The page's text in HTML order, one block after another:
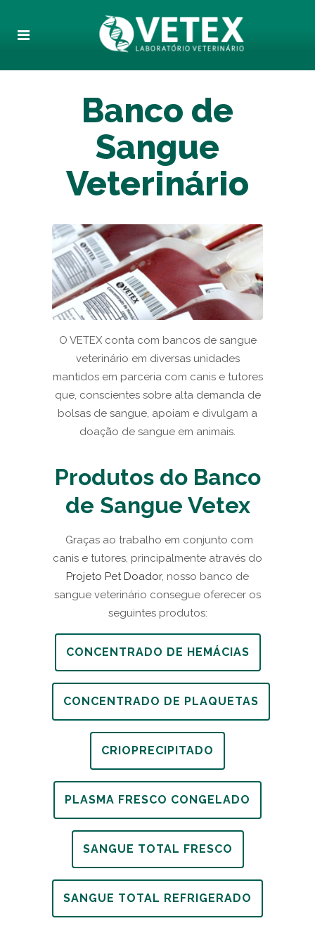
Banco de
Sangue
Veterinário
O VETEX conta com bancos de sangue
veterinário em diversas unidades
mantidos em parceria com canis e tutores
que, conscientes sobre alta demanda de
bolsas de sangue, apoiam e divulgam a
doação de sangue em animais.
Produtos do Banco
de Sangue Vetex
Graças ao trabalho em conjunto com
canis e tutores, principalmente através do
Projeto Pet Doador, nosso banco de
sangue veterinário consegue oferecer os
seguintes produtos:
CONCENTRADO DE HEMÁCIAS
CONCENTRADO DE PLAQUETAS
CRIOPRECIPITADO
PLASMA FRESCO CONGELADO
SANGUE TOTAL FRESCO
SANGUE TOTAL REFRIGERADO